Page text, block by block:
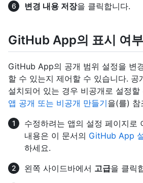
변경 내용 저장을 클릭합니다.
GitHub App의 표시 여
GitHub App의 공개 범위 설정을 변
할 수 있는지 제어할 수 있습니다. 공
설치되어 있는 경우 비공개로 설정할
앱 공개 또는 비공개 만들기을(를) 참
수정하려는 앱의 설정 페이지로
내용은 이 문서의 GitHub App
하세요.
왼쪽 사이드바에서 고급을 클릭